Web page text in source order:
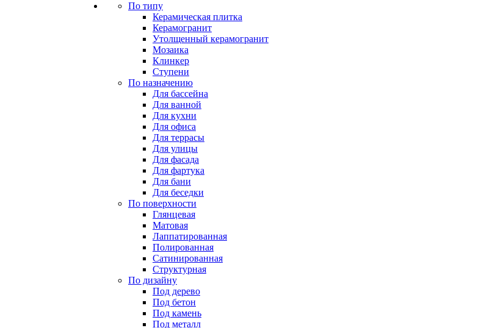
По типу
Керамическая плитка
Керамогранит
Утолщенный керамогранит
Мозаика
Клинкер
Ступени
По назначению
Для бассейна
Для ванной
Для кухни
Для офиса
Для террасы
Для улицы
Для фасада
Для фартука
Для бани
Для беседки
По поверхности
Глянцевая
Матовая
Лаппатированная
Полированная
Сатинированная
Структурная
По дизайну
Под дерево
Под бетон
Под камень
Под металл